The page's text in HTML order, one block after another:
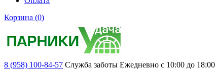
Корзина (0)
8 (958) 100-84-57 Служба заботы Ежедневно с 10:00 до 18:00